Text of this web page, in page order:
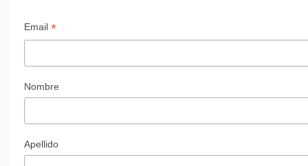
Email *
Nombre
Apellido